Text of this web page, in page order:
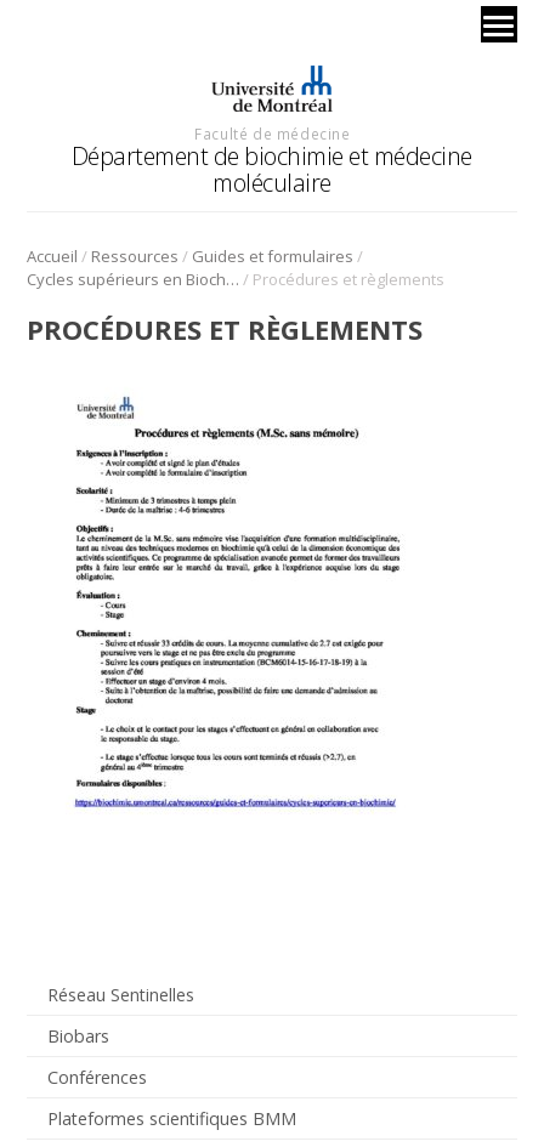
Faculté de médecine
Département de biochimie et médecine
moléculaire
Accueil / Ressources / Guides et formulaires /
Cycles supérieurs en Biochimie / Procédures et règlements
Réseau Sentinelles
Biobars
Conférences
Plateformes scientifiques BMM
PROCÉDURES ET RÈGLEMENTS